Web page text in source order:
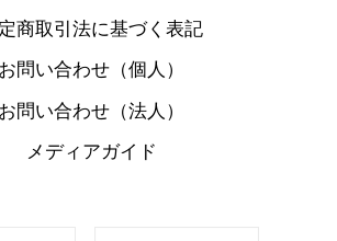
商取引法に基づく表記
お問い合わせ（個人）
お問い合わせ（法人）
メディアガイド